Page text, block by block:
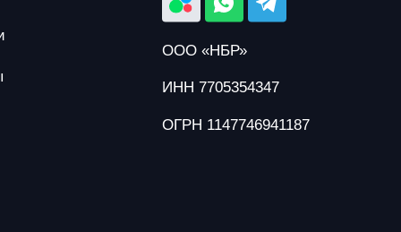
ООО «НБР»
ИНН 7705354347
ОГРН 1147746941187